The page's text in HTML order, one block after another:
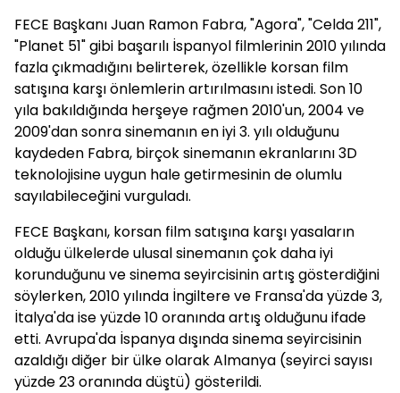
FECE Başkanı Juan Ramon Fabra, "Agora", "Celda 211",
"Planet 51" gibi başarılı İspanyol filmlerinin 2010 yılında
fazla çıkmadığını belirterek, özellikle korsan film
satışına karşı önlemlerin artırılmasını istedi. Son 10
yıla bakıldığında herşeye rağmen 2010'un, 2004 ve
2009'dan sonra sinemanın en iyi 3. yılı olduğunu
kaydeden Fabra, birçok sinemanın ekranlarını 3D
teknolojisine uygun hale getirmesinin de olumlu
sayılabileceğini vurguladı.
FECE Başkanı, korsan film satışına karşı yasaların
olduğu ülkelerde ulusal sinemanın çok daha iyi
korunduğunu ve sinema seyircisinin artış gösterdiğini
söylerken, 2010 yılında İngiltere ve Fransa'da yüzde 3,
İtalya'da ise yüzde 10 oranında artış olduğunu ifade
etti. Avrupa'da İspanya dışında sinema seyircisinin
azaldığı diğer bir ülke olarak Almanya (seyirci sayısı
yüzde 23 oranında düştü) gösterildi.